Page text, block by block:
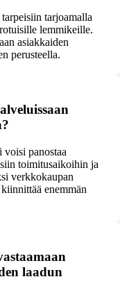
tarjoamalla
lemmikeille.
asiakkaiden
perusteella.
voisi panostaa
toimitusaikoihin ja
verkkokaupan
enemmän
laadun